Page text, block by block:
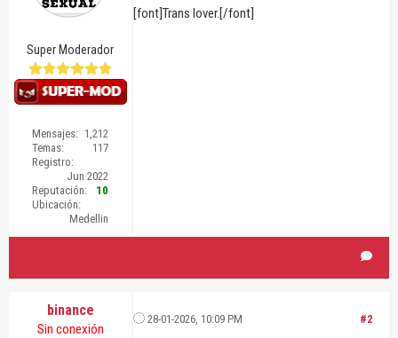
Super Moderador
Mensajes: 1,212
Temas:
117
Registro:
Jun 2022
Reputación:
10
Ubicación:
Medellin
[font]Trans lover.[/font]
binance
Sin conexión
#2
28-01-2026, 10:09 PM